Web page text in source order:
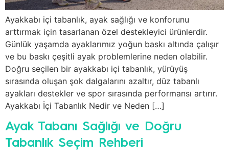
Ayakkabı içi tabanlık, ayak sağlığı ve konforunu
arttırmak için tasarlanan özel destekleyici ürünlerdir.
Günlük yaşamda ayaklarımız yoğun baskı altında çalışır
ve bu baskı çeşitli ayak problemlerine neden olabilir.
Doğru seçilen bir ayakkabı içi tabanlık, yürüyüş
sırasında oluşan şok dalgalarını azaltır, düz tabanlı
ayakları destekler ve spor sırasında performansı artırır.
Ayakkabı İçi Tabanlık Nedir ve Neden […]
Ayak Tabanı Sağlığı ve Doğru
Tabanlık Seçim Rehberi